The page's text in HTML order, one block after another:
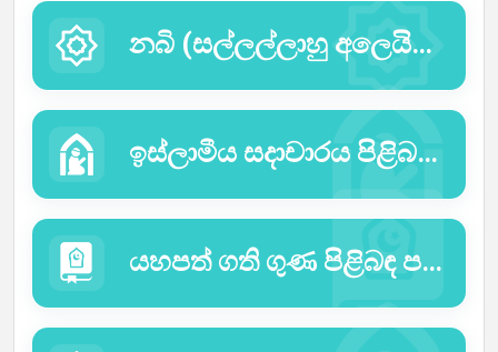
නබි (සල්ලල්ලාහු අලෙයිහව සල්ලම්) තුමාණන්ගේ (හදීස්) වදන් පිළිබඳ කොටස.
ඉස්ලාමීය සදාචාරය පිළිබඳ කොටස
යහපත් ගති ගුණ පිළිබඳ පරිච්ඡේදය.